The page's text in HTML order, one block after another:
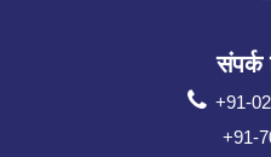
संपर्क
+91-
+91-